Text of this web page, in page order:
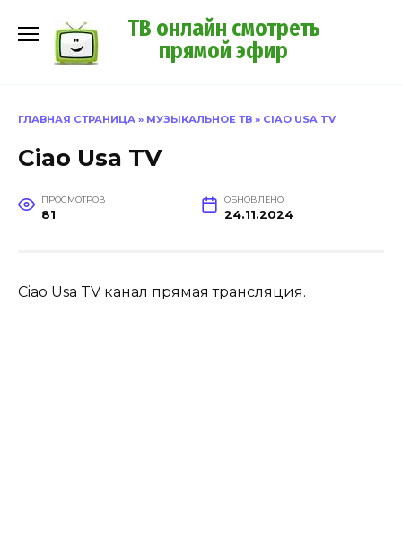
содержанию
ТВ онлайн смотреть
прямой эфир
ГЛАВНАЯ СТРАНИЦА » МУЗЫКАЛЬНОЕ ТВ » CIAO USA TV
Ciao Usa TV
ПРОСМОТРОВ
81
ОБНОВЛЕНО
24.11.2024
Ciao Usa TV канал прямая трансляция.